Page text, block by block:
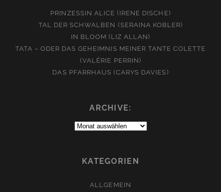
PRINZESSIN ALICE (IRENE DISCHE)
TAL DER SCHWALBEN (SERAINA KOBLER)
IN BLOOM (LIZ ALLAN)
TATA – ODER DAS GEHEIMNIS MEINER TANTE COLETTE
(VALÉRIE PERRIN)
DAS PFARRHAUS (CARYS DAVIES)
ARCHIVE:
Archive:
KATEGORIEN
ALLGEMEIN